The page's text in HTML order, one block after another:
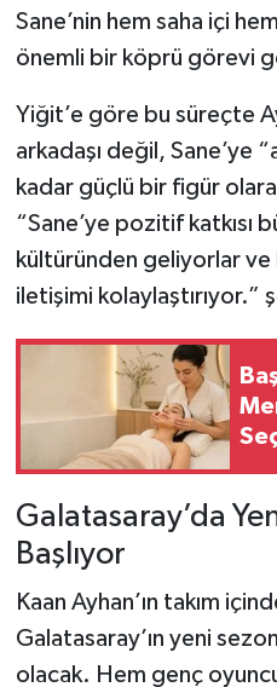
Sane’nin hem saha içi
önemli bir köprü görevi
Yiğit’e göre bu süreçte
arkadaşı değil, Sane’ye
kadar güçlü bir figür
“Sane’ye pozitif katkısı
kültüründen geliyorlar ve
iletişimi kolaylaştırıyor.”
Galatasaray’da
Başlıyor
Kaan Ayhan’ın takım
Galatasaray’ın yeni
olacak. Hem genç